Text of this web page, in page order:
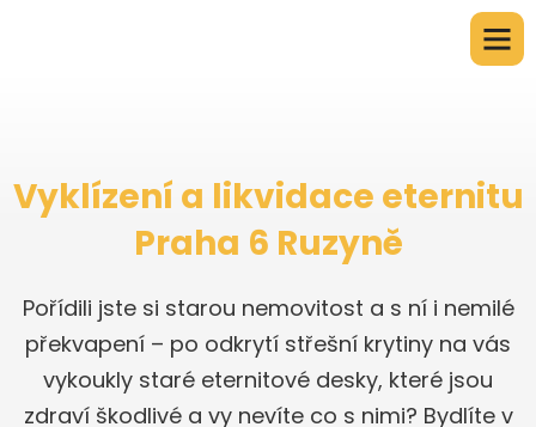
Vyklízení a likvidace eternitu
Praha 6 Ruzyně
Pořídili jste si starou nemovitost a s ní i nemilé
překvapení – po odkrytí střešní krytiny na vás
vykoukly staré eternitové desky, které jsou
zdraví škodlivé a vy nevíte co s nimi? Bydlíte v